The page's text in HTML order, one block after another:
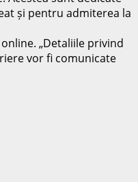
și pentru admiterea la
„Detaliile privind
vor fi comunicate